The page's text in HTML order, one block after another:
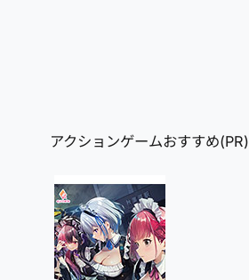
アクションゲームおすすめ(PR)